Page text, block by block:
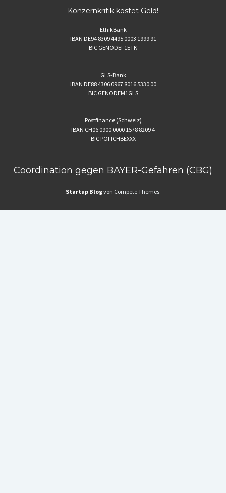
Konzernkritik kostet Geld!
EthikBank
IBAN DE94 8309 4495 0003 1999 91
BIC GENODEF1ETK
GLS-Bank
IBAN DE88 4306 0967 8016 5330 00
BIC GENODEM1GLS
Postfinance (Schweiz)
IBAN CH06 0900 0000 1578 8209 4
BIC POFICHBEXXX
Coordination gegen BAYER-Gefahren (CBG)
Startup Blogvon Compete Themes.